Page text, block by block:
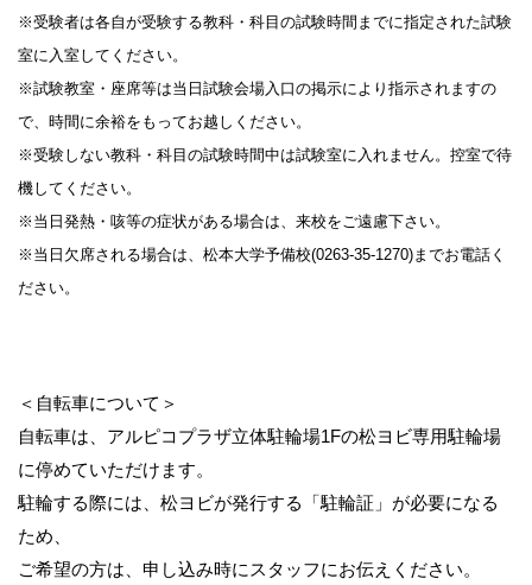
※受験者は各自が受験する教科・科目の試験時間までに指定された試験
室に入室してください。
※試験教室・座席等は当日試験会場入口の掲示により指示されますの
で、時間に余裕をもってお越しください。
※受験しない教科・科目の試験時間中は試験室に入れません。控室で待
機してください。
※当日発熱・咳等の症状がある場合は、来校をご遠慮下さい。
※当日欠席される場合は、松本大学予備校(0263-35-1270)までお電話く
ださい。
＜自転車について＞
自転車は、アルピコプラザ立体駐輪場1Fの松ヨビ専用駐輪場
に停めていただけます。
駐輪する際には、松ヨビが発行する「駐輪証」が必要になる
ため、
ご希望の方は、申し込み時にスタッフにお伝えください。